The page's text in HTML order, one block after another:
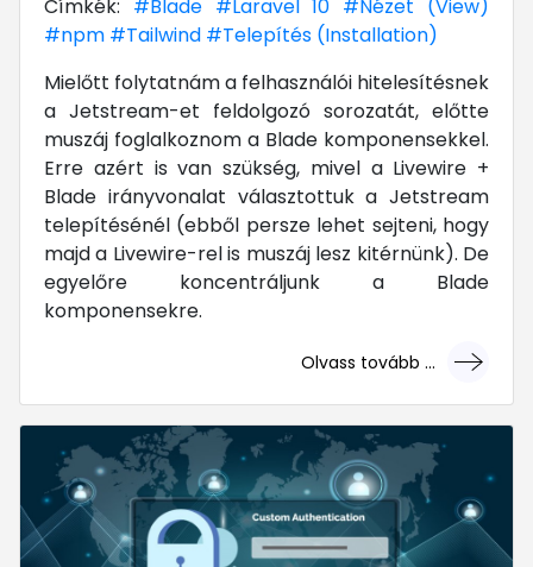
Címkék: #Blade #Laravel 10 #Nézet (View)
#npm #Tailwind #Telepítés (Installation)
Mielőtt folytatnám a felhasználói hitelesítésnek
a Jetstream-et feldolgozó sorozatát, előtte
muszáj foglalkoznom a Blade komponensekkel.
Erre azért is van szükség, mivel a Livewire +
Blade irányvonalat választottuk a Jetstream
telepítésénél (ebből persze lehet sejteni, hogy
majd a Livewire-rel is muszáj lesz kitérnünk). De
egyelőre koncentráljunk a Blade
komponensekre.
Olvass tovább ...
... mert megéri!